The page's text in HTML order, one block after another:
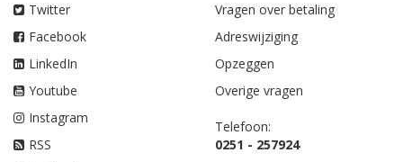
Twitter
Facebook
LinkedIn
Youtube
Instagram
RSS
Vragen over betaling
Adreswijziging
Opzeggen
Overige vragen
Telefoon:
0251 - 257924